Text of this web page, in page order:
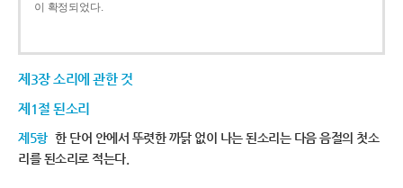
이 확정되었다.
제3장 소리에 관한 것
제1절 된소리
제5항 한 단어 안에서 뚜렷한 까닭 없이 나는 된소리는 다음 음절의 첫소
리를 된소리로 적는다.